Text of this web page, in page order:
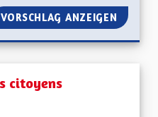
VORSCHLAG ANZEIGEN
citoyens